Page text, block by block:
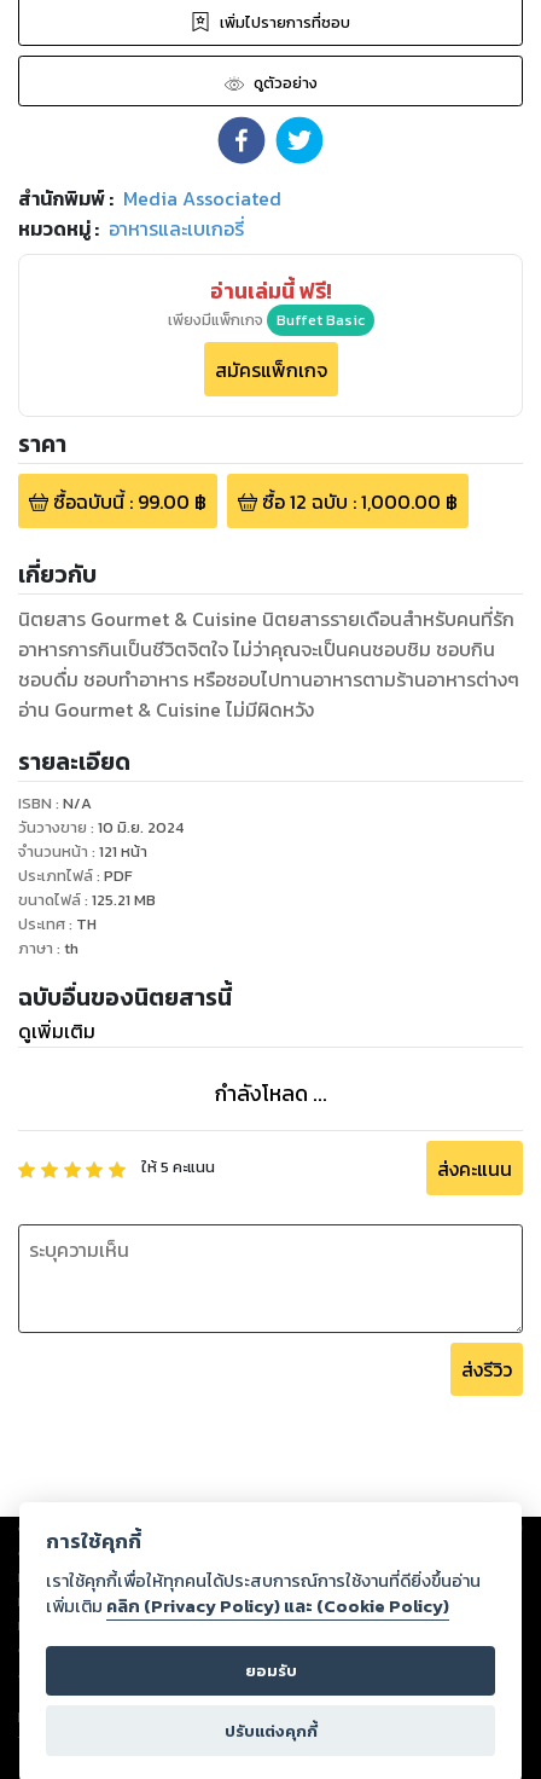
เพิ่มไปรายการที่ชอบ
ดูตัวอย่าง
สำนักพิมพ์: Media Associated
หมวดหมู่: อาหารและเบเกอรี่
อ่านเล่มนี้ ฟรี!
เพียงมีแพ็กเกจ Buffet Basic
สมัครแพ็กเกจ
ราคา
ซื้อฉบับนี้: 99.00 ฿ ซื้อ12 ฉบับ :1,000.00 ฿
เกี่ยวกับ
นิตยสาร Gourmet & Cuisine นิตยสารรายเดือนสำหรับคนที่รัก
อาหารการกินเป็นชีวิตจิตใจ ไม่ว่าคุณจะเป็นคนชอบชิม ชอบกิน
ชอบดื่ม ชอบทำอาหาร หรือชอบไปทานอาหารตามร้านอาหารต่างๆ
อ่าน Gourmet & Cuisine ไม่มีผิดหวัง
รายละเอียด
ISBN : N/A
วันวางขาย : 10 มิ.ย. 2024
จำนวนหน้า : 121 หน้า
ประเภทไฟล์: PDF
ขนาดไฟล์: 125.21 MB
ประเทศ: TH
ภาษา : th
ฉบับอื่นของนิตยสารนี้
ดูเพิ่มเติม
กำลังโหลด ...
ให้5 คะแนน ส่งคะแนน
ส่งรีวิว
Copyright © 2026
ต่อผลงานหรือเนื้อหาใดที่อัปโหลดผ่านเว็บไซต์และปรากฏว่าละเมิดสิทธิใน
ทรัพย์สินทางปัญญาของบุคคลอื่นหรือขัดต่อกฎหมายและศีลธรรม ดังนั้น ผู้อ่าน
ทุกท่านโปรดใช้วิจารณญาณในการกลั่นกรองด้วยตนเอง และหากท่านพบว่าส่วน
หนึ่งส่วนใดขัดต่อกฎหมายและศีลธรรม กรุณาแจ้งมายังบริษัท เพื่อทีมงานจะได้
ดำเนินการในทันที ทั้งนี้ ทางสตอรี่ล็อกขอสงวนลิขสิทธิ์ตามพระราชบัญญัติ
ลิขสิทธิ์ พ.ศ. 2537 (ฉบับล่าสุด)
For support: member@ookbee.com
Version
การใช้คุกกี้
เราใช้คุกกี้เพื่อให้ทุกคนได้ประสบการณ์การใช้งานที่ดียิ่งขึ้นอ่าน
เพิ่มเติม คลิก (Privacy Policy) และ (Cookie Policy)
ยอมรับ
ปรับแต่งคุกกี้